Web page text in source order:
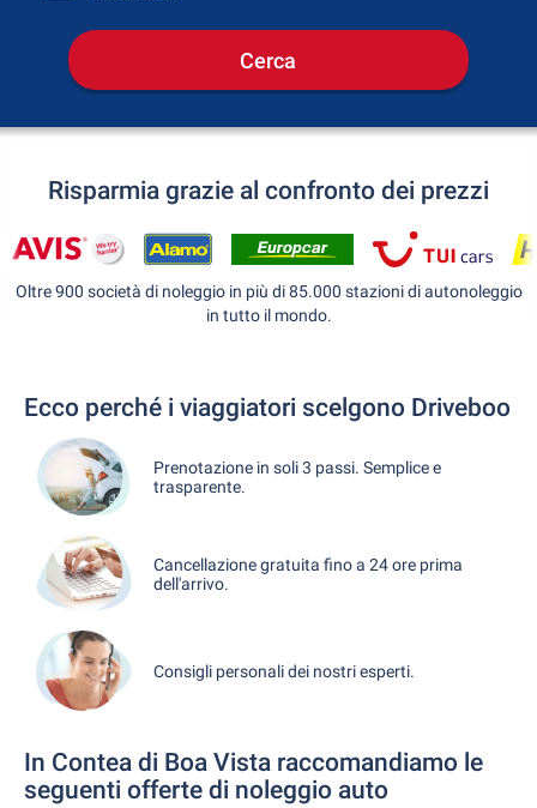
Cerca
Risparmia grazie al confronto dei prezzi
Oltre 900 società di noleggio in più di 85.000 stazioni di autonoleggio
in tutto il mondo.
Ecco perché i viaggiatori scelgono Driveboo
Prenotazione in soli 3 passi. Semplice e
trasparente.
Cancellazione gratuita fino a 24 ore prima
dell'arrivo.
Consigli personali dei nostri esperti.
In Contea di Boa Vista raccomandiamo le
seguenti offerte di noleggio auto